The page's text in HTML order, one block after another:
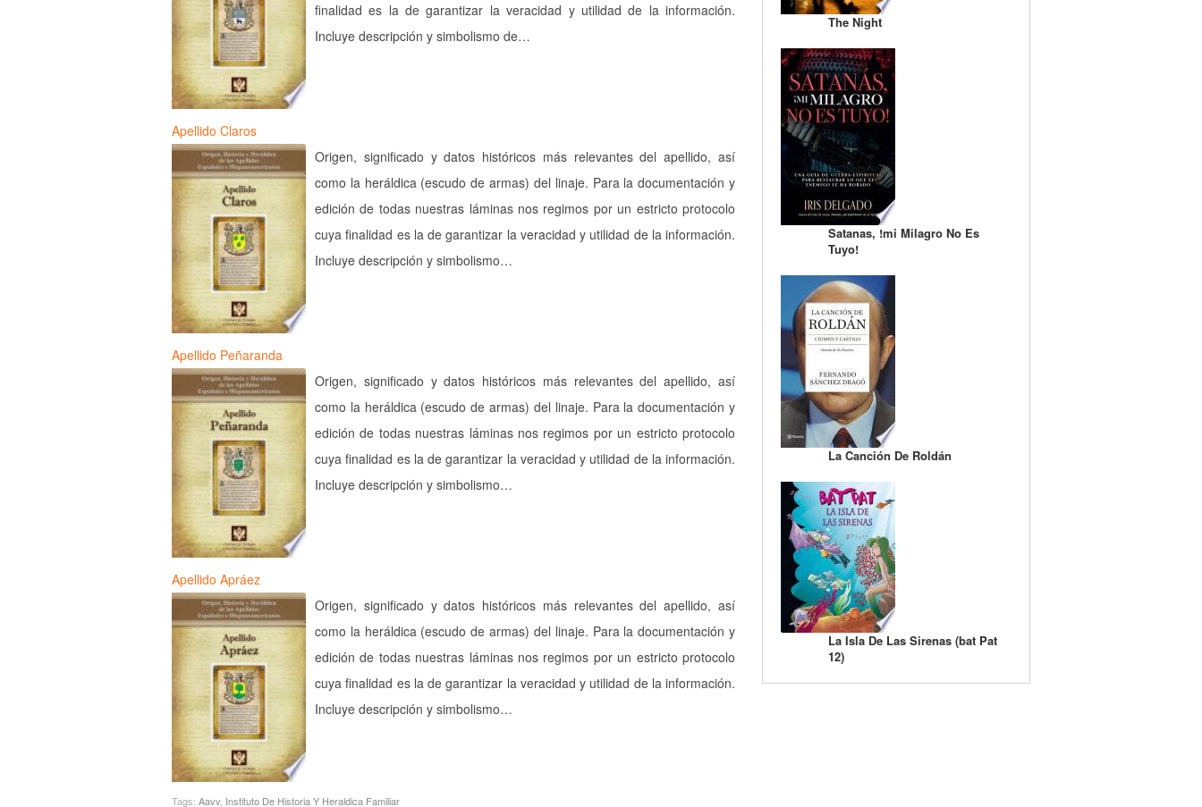
finalidad es la de garantizar la veracidad y utilidad de la información.
Incluye descripción y simbolismo de…
Apellido Claros
Origen, significado y datos históricos más relevantes del apellido, así
como la heráldica (escudo de armas) del linaje. Para la documentación y
edición de todas nuestras láminas nos regimos por un estricto protocolo
cuya finalidad es la de garantizar la veracidad y utilidad de la información.
Incluye descripción y simbolismo…
Apellido Peñaranda
Origen, significado y datos históricos más relevantes del apellido, así
como la heráldica (escudo de armas) del linaje. Para la documentación y
edición de todas nuestras láminas nos regimos por un estricto protocolo
cuya finalidad es la de garantizar la veracidad y utilidad de la información.
Incluye descripción y simbolismo…
Apellido Apráez
Origen, significado y datos históricos más relevantes del apellido, así
como la heráldica (escudo de armas) del linaje. Para la documentación y
edición de todas nuestras láminas nos regimos por un estricto protocolo
cuya finalidad es la de garantizar la veracidad y utilidad de la información.
Incluye descripción y simbolismo…
Tags: Aavv, Instituto De Historia Y Heraldica Familiar
The Night
Satanas, !mi Milagro No Es
Tuyo!
La Canción De Roldán
La Isla De Las Sirenas (bat Pat
12)